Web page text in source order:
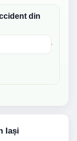
din
Iași